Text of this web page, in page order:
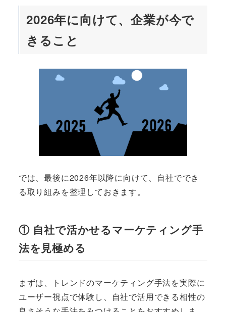
2026年に向けて、企業が今で
きること
では、最後に2026年以降に向けて、自社ででき
る取り組みを整理しておきます。
① 自社で活かせるマーケティング手
法を見極める
まずは、トレンドのマーケティング手法を実際に
ユーザー視点で体験し、自社で活用できる相性の